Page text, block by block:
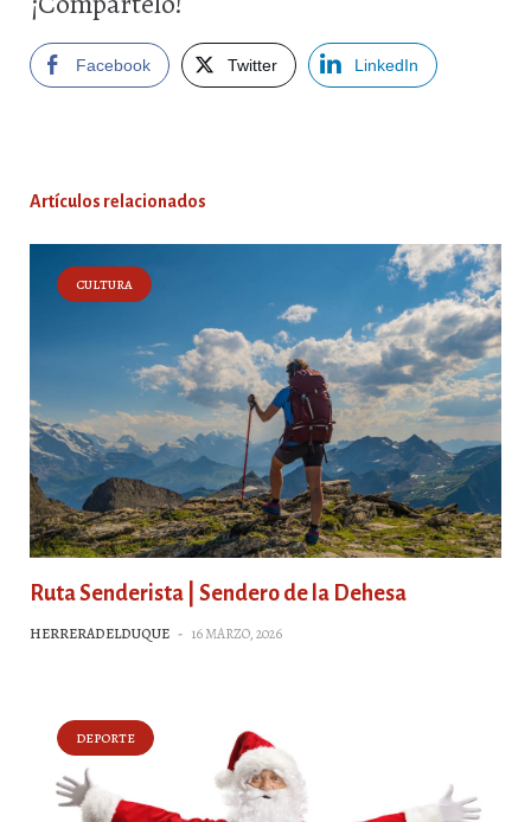
Facebook Twitter LinkedIn
Artículos relacionados
CULTURA
Ruta Senderista | Sendero de la Dehesa
HERRERADELDUQUE - 16 MARZO, 2026
DEPORTE